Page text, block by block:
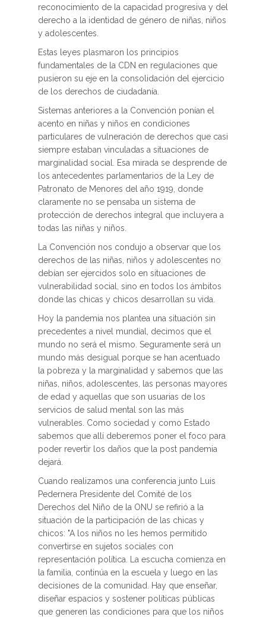
reconocimiento de la capacidad progresiva y del
derecho a la identidad de género de niñas, niños
y adolescentes.
Estas leyes plasmaron los principios
fundamentales de la CDN en regulaciones que
pusieron su eje en la consolidación del ejercicio
de los derechos de ciudadanía.
Sistemas anteriores a la Convención ponían el
acento en niñas y niños en condiciones
particulares de vulneración de derechos que casi
siempre estaban vinculadas a situaciones de
marginalidad social. Esa mirada se desprende de
los antecedentes parlamentarios de la Ley de
Patronato de Menores del año 1919, donde
claramente no se pensaba un sistema de
protección de derechos integral que incluyera a
todas las niñas y niños.
La Convención nos condujo a observar que los
derechos de las niñas, niños y adolescentes no
debían ser ejercidos solo en situaciones de
vulnerabilidad social, sino en todos los ámbitos
donde las chicas y chicos desarrollan su vida.
Hoy la pandemia nos plantea una situación sin
precedentes a nivel mundial, decimos que el
mundo no será el mismo. Seguramente será un
mundo más desigual porque se han acentuado
la pobreza y la marginalidad y sabemos que las
niñas, niños, adolescentes, las personas mayores
de edad y aquellas que son usuarias de los
servicios de salud mental son las más
vulnerables. Como sociedad y como Estado
sabemos que allí deberemos poner el foco para
poder revertir los daños que la post pandemia
dejará.
Cuando realizamos una conferencia junto Luis
Pedernera Presidente del Comité de los
Derechos del Niño de la ONU se refirió a la
situación de la participación de las chicas y
chicos: "A los niños no les hemos permitido
convertirse en sujetos sociales con
representación política. La escucha comienza en
la familia, continúa en la escuela y luego en las
decisiones de la comunidad. Hay que enseñar,
diseñar espacios y sostener políticas públicas
que generen las condiciones para que los niños